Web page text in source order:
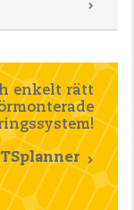
enkelt rätt